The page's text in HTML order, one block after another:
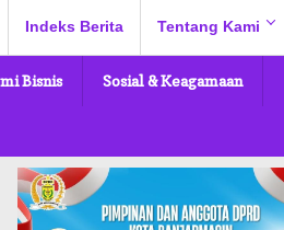
Indeks Berita Tentang Kami
Bisnis Sosial & Keagamaan